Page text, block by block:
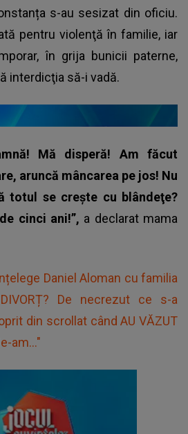
s-au sesizat din oficiu.
pentru violenţă în familie, iar
în grija bunicii paterne,
interdicţia să-i vadă.
Mă disperă! Am făcut
aruncă mâncarea pe jos! Nu
totul se creşte cu blândeţe?
cinci ani!”, a declarat mama
Daniel Aloman cu familia
De necrezut ce s-a
din scrollat când AU VĂZUT
am..."